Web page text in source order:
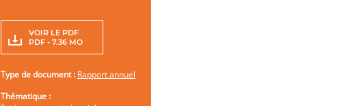
VOIR LE PDF
PDF - 7.36 MO
Type de document : Rapport annuel
Thématique :